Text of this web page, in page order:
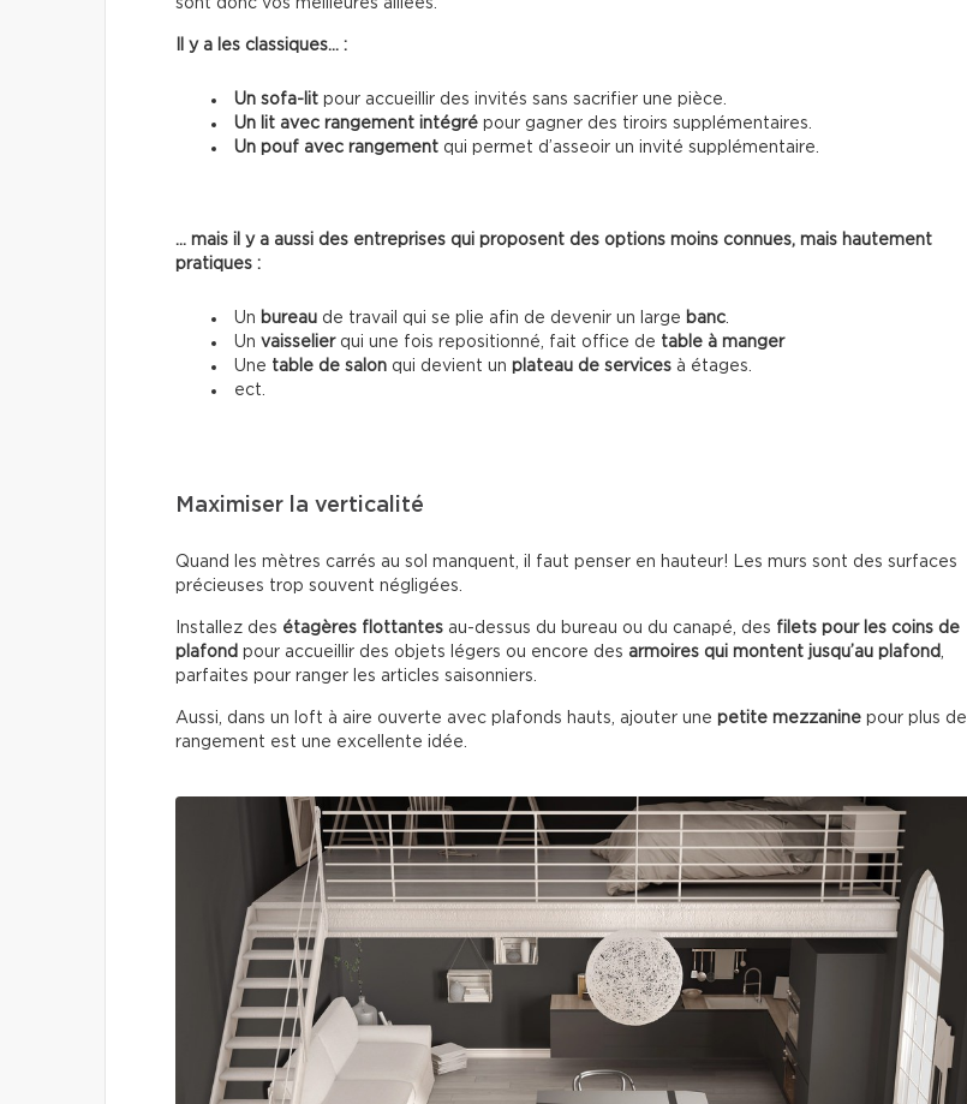
sont donc vos meilleures alliées.
Il y a les classiques… :
Un sofa-lit pour accueillir des invités sans sacrifier une pièce.
Un lit avec rangement intégré pour gagner des tiroirs supplémentaires.
Un pouf avec rangement qui permet d’asseoir un invité supplémentaire.
… mais il y a aussi des entreprises qui proposent des options moins connues, mais hautement
pratiques :
Un bureau de travail qui se plie afin de devenir un large banc.
Un vaisselierqui une fois repositionné, fait office de table à manger
Une table de salon qui devient un plateau de services à étages.
ect.
Maximiser la verticalité
Quand les mètres carrés au sol manquent, il faut penser en hauteur! Les murs sont des surfaces
précieuses trop souvent négligées.
Installez des étagères flottantes au-dessus du bureau ou du canapé, des filets pour les coins de
plafond pour accueillir des objets légers ou encore des armoires qui montent jusqu’au plafond,
parfaites pour ranger les articles saisonniers.
Aussi, dans un loft à aire ouverte avec plafonds hauts, ajouter une petite mezzanine pour plus de
rangement est une excellente idée.